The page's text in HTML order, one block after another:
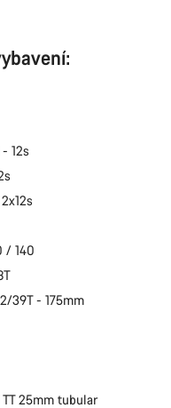
12s
/ 140
39T - 175mm
25mm tubular